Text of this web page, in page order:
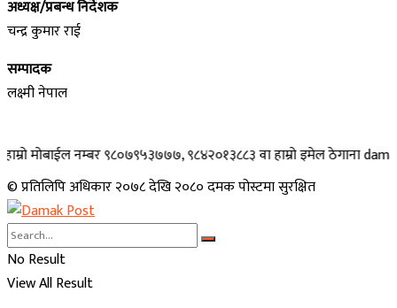
अध्यक्ष/प्रबन्ध निर्देशक
चन्द्र कुमार राई
सम्पादक
लक्ष्मी नेपाल
मोबाईल नम्बर ९८०७९५३७७७, ९८४२०१३८८३ वा हाम्रो इमेल ठेगाना
© प्रतिलिपि अधिकार २०७८ देखि २०८० दमक पोस्टमा सुरक्षित
No Result
View All Result